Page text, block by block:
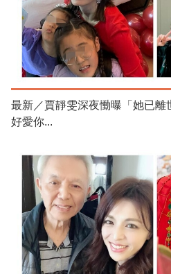
最新／賈靜雯深夜慟曝「她已
好愛你...